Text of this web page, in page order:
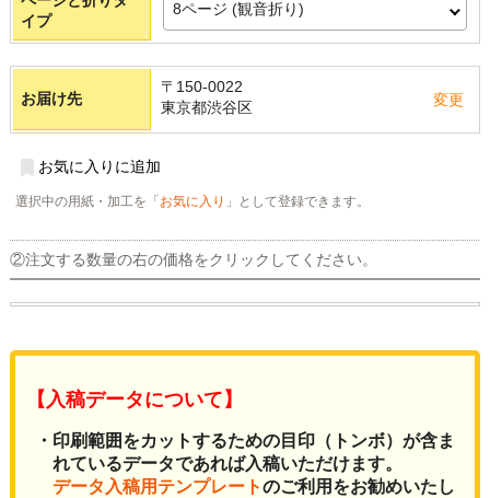
イプ
8ページ (観音折り)
お届け先
〒150-0022
東京都渋谷区
変更
お気に入りに追加
選択中の用紙・加工を「 お気に入り 」として登録できます。
②注文する数量の右の価格をクリックしてください。
【入稿データについて】
・印刷範囲をカットするための目印（トンボ）が含ま
れているデータであれば入稿いただけます。
データ入稿用テンプレートのご利用をお勧めいたし